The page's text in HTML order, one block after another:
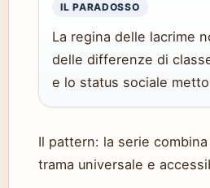
IL PARADOSSO
La regina delle lacrime
delle differenze di
e lo status sociale
Il pattern: la serie
trama universale e